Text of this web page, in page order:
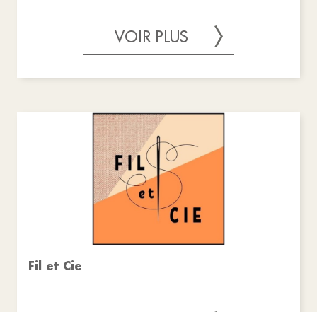
VOIR PLUS
Fil et Cie